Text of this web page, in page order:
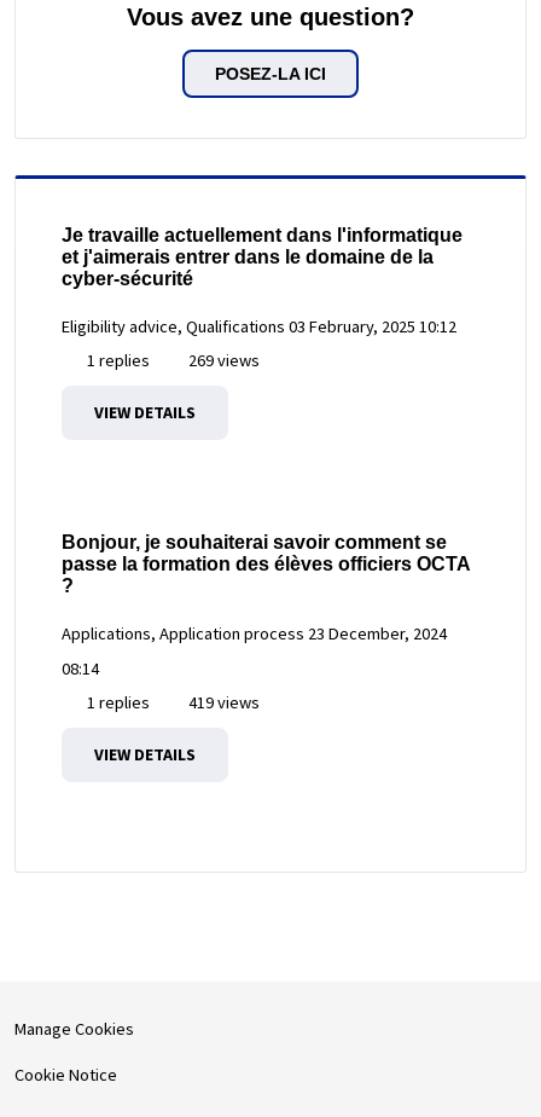
Vous avez une question?
POSEZ-LA ICI
Je travaille actuellement dans l'informatique
et j'aimerais entrer dans le domaine de la
cyber-sécurité
Eligibility advice, Qualifications 03 February, 2025 10:12
1 replies
269 views
VIEW DETAILS
Bonjour, je souhaiterai savoir comment se
passe la formation des élèves officiers OCTA
?
Applications, Application process 23 December, 2024
08:14
1 replies
419 views
VIEW DETAILS
Manage Cookies
Cookie Notice